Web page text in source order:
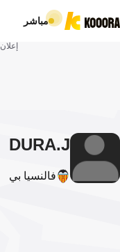
مباشر
إعلان
J.
DURA
فالنسيا بي